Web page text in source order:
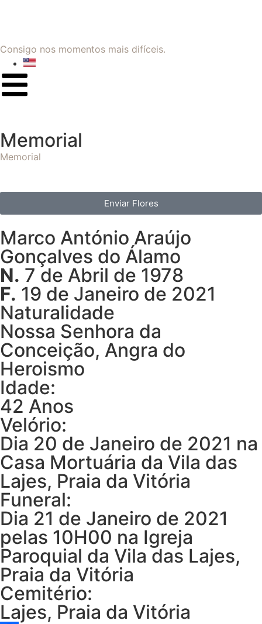
Consigo nos momentos mais difíceis.
Memorial
Memorial
Enviar Flores
Marco António Araújo
Gonçalves do Álamo
N. 7 de Abril de 1978
F. 19 de Janeiro de 2021
Naturalidade
Nossa Senhora da
Conceição, Angra do
Heroismo
Idade:
42 Anos
Velório:
Dia 20 de Janeiro de 2021 na
Casa Mortuária da Vila das
Lajes, Praia da Vitória
Funeral:
Dia 21 de Janeiro de 2021
pelas 10H00 na Igreja
Paroquial da Vila das Lajes,
Praia da Vitória
Cemitério:
Lajes, Praia da Vitória